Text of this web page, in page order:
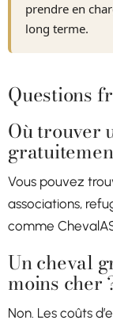
prendre en
long terme.
Questions
Où trouver
Vous pouvez
associations,
comme
Un cheval
moins cher
Non. Les coûts